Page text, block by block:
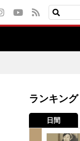
ランキング
日間